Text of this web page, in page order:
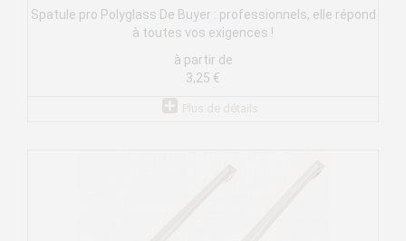
Spatule pro Polyglass De Buyer : professionnels, elle répond
à toutes vos exigences !
à partir de
3,25 €